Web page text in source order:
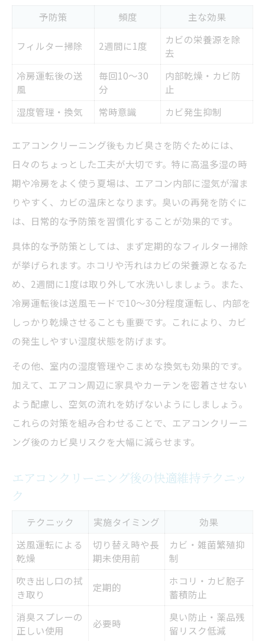
予防策 頻度 主な効果
フィルター掃除 2週間に1度
カビの栄養源を除
去
冷房運転後の送
風
毎回10～30
分
内部乾燥・カビ防
止
湿度管理・換気
常時意識 カビ発生抑制
エアコンクリーニング後もカビ臭さを防ぐためには、
日々のちょっとした工夫が大切です。特に高温多湿の時
期や冷房をよく使う夏場は、エアコン内部に湿気が溜ま
りやすく、カビの温床となります。臭いの再発を防ぐに
は、日常的な予防策を習慣化することが効果的です。
具体的な予防策としては、まず定期的なフィルター掃除
が挙げられます。ホコリや汚れはカビの栄養源となるた
め、2週間に1度は取り外して水洗いしましょう。また、
冷房運転後は送風モードで10～30分程度運転し、内部を
しっかり乾燥させることも重要です。これにより、カビ
の発生しやすい湿度状態を防げます。
その他、室内の湿度管理やこまめな換気も効果的です。
加えて、エアコン周辺に家具やカーテンを密着させない
よう配慮し、空気の流れを妨げないようにしましょう。
これらの対策を組み合わせることで、エアコンクリーニ
ング後のカビ臭リスクを大幅に減らせます。
エアコンクリーニング後の快適維持テクニッ
ク
テクニック 実施タイミング
効果
送風運転による
乾燥
切り替え時や長
期未使用前
カビ・雑菌繁殖抑
制
吹き出し口の拭
き取り
定期的
ホコリ・カビ胞子
蓄積防止
消臭スプレーの
正しい使用
必要時
臭い防止・薬品残
留リスク低減